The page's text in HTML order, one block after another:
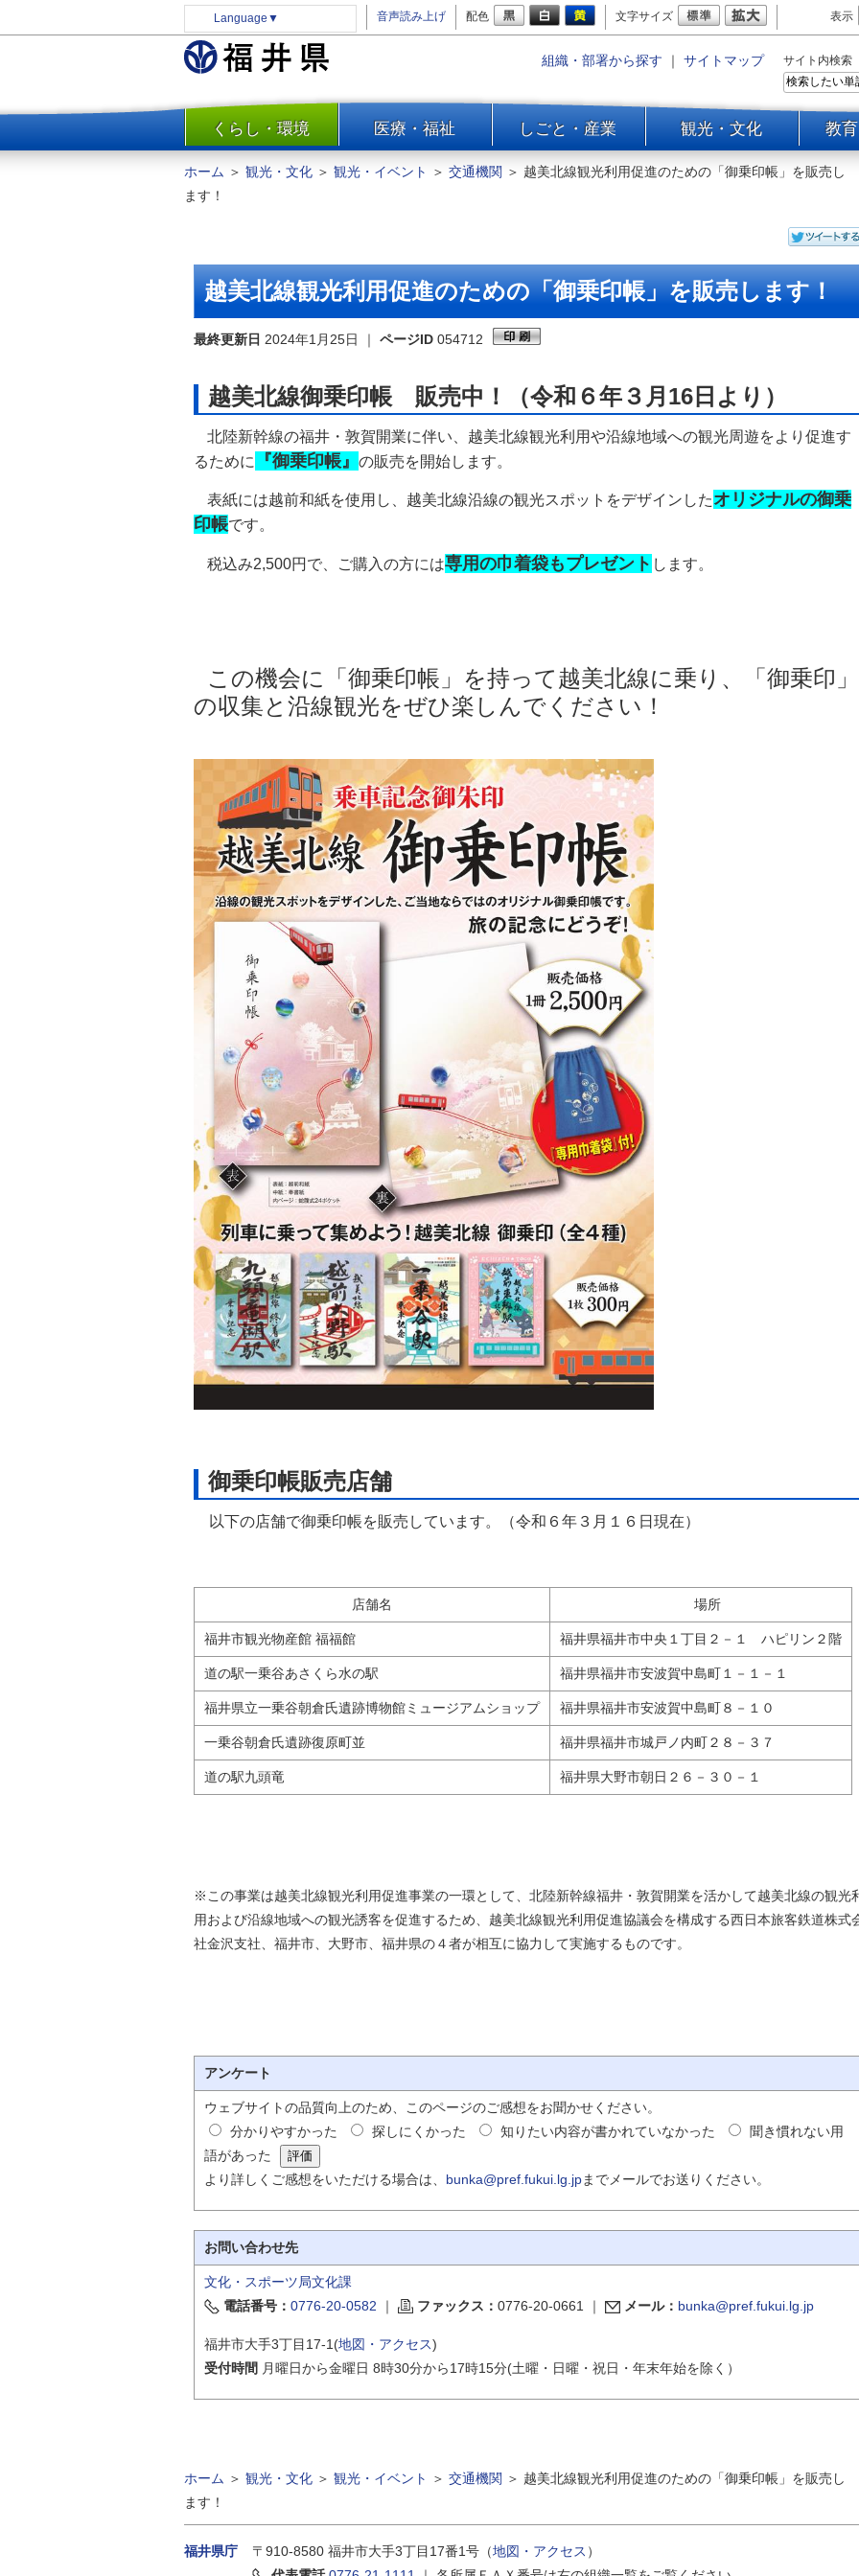
Language ▼ 音声読み上げ 配色 文字サイズ 表示
組織・部署から探す ｜ サイトマップ サイト内検索
一覧
くらし・環境 医療・福祉 しごと・産業 観光・文化 教
防災
安全安心
住まい・土地
環境問題・廃棄物対策・リサ
交通・道路
河川・砂防・港湾
自然
ホーム ＞ 観光・文化 ＞ 観光・イベント ＞ 交通機関 ＞ 越美北線観光利用促進のための「御乗印帳」を販売し
ます！
越美北線観光利用促進のための「御乗印帳」を販売します！
最終更新日 2024年1月25日 ｜ ページID 054712
越美北線御乗印帳 販売中！（令和６年３月16日より）
北陸新幹線の福井・敦賀開業に伴い、越美北線観光利用や沿線地域への観光周遊をより促進す
るために
『御乗印帳』 の販売を開始します。
表紙には越前和紙を使用し、越美北線沿線の観光スポットをデザインしたオリジナルの御乗
印帳です。
税込み2,500円で、ご購入の方には専用の巾着袋もプレゼント します。
この機会に「御乗印帳」を持って越美北線に乗り、「御乗印」
の収集と沿線観光をぜひ楽しんでください！
御乗印帳販売店舗
以下の店舗で御乗印帳を販売しています。（令和６年３月１６日現在）
店舗名 場所
福井市観光物産館 福福館 福井県福井市中央１丁目２－１ ハピリン２階
道の駅一乗谷あさくら水の駅 福井県福井市安波賀中島町１－１－１
福井県立一乗谷朝倉氏遺跡博物館ミュージアムショップ 福井県福井市安波賀中島町８－１０
一乗谷朝倉氏遺跡復原町並 福井県福井市城戸ノ内町２８－３７
道の駅九頭竜 福井県大野市朝日２６－３０－１
※この事業は越美北線観光利用促進事業の一環として、北陸新幹線福井・敦賀開業を活かして越美北線の観光
用および沿線地域への観光誘客を促進するため、越美北線観光利用促進協議会を構成する西日本旅客鉄道株式
社金沢支社、福井市、大野市、福井県の４者が相互に協力して実施するものです。
アンケート
ウェブサイトの品質向上のため、このページのご感想をお聞かせください。
分かりやすかった
探しにくかった 知りたい内容が書かれていなかった
聞き慣れない用
語があった
より詳しくご感想をいただける場合は、 bunka@pref.fukui.lg.jpまでメールでお送りください。
お問い合わせ先
文化・スポーツ局文化課
電話番号： 0776-20-0582 ｜ ファックス： 0776-20-0661 ｜ メール： bunka@pref.fukui.lg.jp
福井市大手3丁目17-1(地図・アクセス)
受付時間 月曜日から金曜日 8時30分から17時15分(土曜・日曜・祝日・年末年始を除く）
ホーム ＞ 観光・文化 ＞ 観光・イベント ＞ 交通機関 ＞ 越美北線観光利用促進のための「御乗印帳」を販売し
ます！
福井県庁 〒910-8580 福井市大手3丁目17番1号（地図・アクセス ）